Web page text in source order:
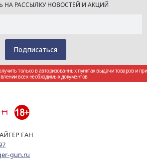
РАССЫЛКУ НОВОСТЕЙ И АКЦИЙ
только в авторизованных пунктах выдачи товаров и при
всех необходимых документов
ГАН
gun.ru